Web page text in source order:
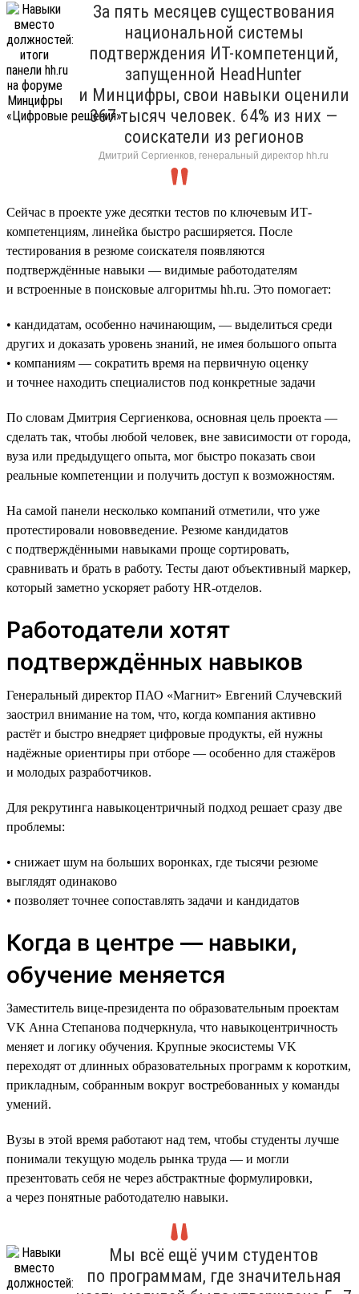
За пять месяцев существования
национальной системы
подтверждения ИТ-компетенций,
запущенной HeadHunter
и Минцифры, свои навыки оценили
367 тысяч человек. 64% из них —
соискатели из регионов
Дмитрий Сергиенков, генеральный директор hh.ru
Сейчас в проекте уже десятки тестов по ключевым ИТ-
компетенциям, линейка быстро расширяется. После
тестирования в резюме соискателя появляются
подтверждённые навыки — видимые работодателям
и встроенные в поисковые алгоритмы hh.ru. Это помогает:
• кандидатам, особенно начинающим, — выделиться среди
других и доказать уровень знаний, не имея большого опыта
• компаниям — сократить время на первичную оценку
и точнее находить специалистов под конкретные задачи
По словам Дмитрия Сергиенкова, основная цель проекта —
сделать так, чтобы любой человек, вне зависимости от города,
вуза или предыдущего опыта, мог быстро показать свои
реальные компетенции и получить доступ к возможностям.
На самой панели несколько компаний отметили, что уже
протестировали нововведение. Резюме кандидатов
с подтверждёнными навыками проще сортировать,
сравнивать и брать в работу. Тесты дают объективный маркер,
который заметно ускоряет работу HR-отделов.
Работодатели хотят
подтверждённых навыков
Генеральный директор ПАО «Магнит» Евгений Случевский
заострил внимание на том, что, когда компания активно
растёт и быстро внедряет цифровые продукты, ей нужны
надёжные ориентиры при отборе — особенно для стажёров
и молодых разработчиков.
Для рекрутинга навыкоцентричный подход решает сразу две
проблемы:
• снижает шум на больших воронках, где тысячи резюме
выглядят одинаково
• позволяет точнее сопоставлять задачи и кандидатов
Когда в центре — навыки,
обучение меняется
Заместитель вице-президента по образовательным проектам
VK Анна Степанова подчеркнула, что навыкоцентричность
меняет и логику обучения. Крупные экосистемы VK
переходят от длинных образовательных программ к коротким,
прикладным, собранным вокруг востребованных у команды
умений.
Вузы в этой время работают над тем, чтобы студенты лучше
понимали текущую модель рынка труда — и могли
презентовать себя не через абстрактные формулировки,
а через понятные работодателю навыки.
Мы всё ещё учим студентов
по программам, где значительная